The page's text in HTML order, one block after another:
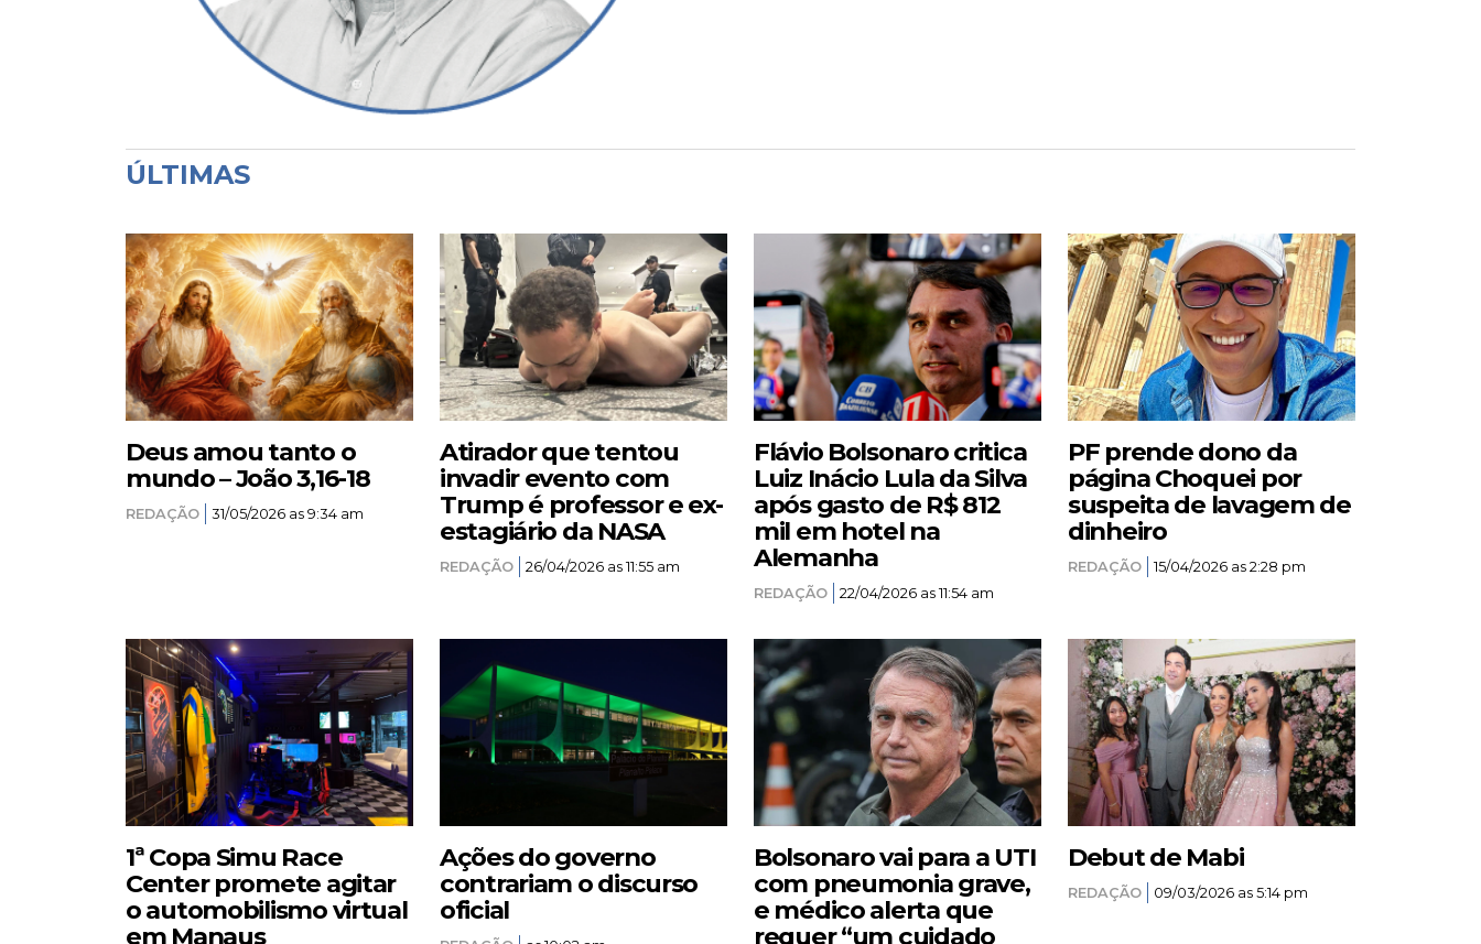
ÚLTIMAS
Deus amou tanto o
mundo – João 3,16-18
REDAÇÃO 31/05/2026 as 9:34 am
Atirador que tentou
invadir evento com
Trump é professor e ex-
estagiário da NASA
REDAÇÃO 26/04/2026 as 11:55 am
Flávio Bolsonaro critica
Luiz Inácio Lula da Silva
após gasto de R$ 812
mil em hotel na
Alemanha
REDAÇÃO 22/04/2026 as 11:54 am
PF prende dono da
página Choquei por
suspeita de lavagem de
dinheiro
REDAÇÃO 15/04/2026 as 2:28 pm
1ª Copa Simu Race
Center promete agitar
o automobilismo virtual
em Manaus
Ações do governo
contrariam o discurso
oficial
Bolsonaro vai para a UTI
com pneumonia grave,
e médico alerta que
requer “um cuidado
Debut de Mabi
REDAÇÃO 09/03/2026 as 5:14 pm